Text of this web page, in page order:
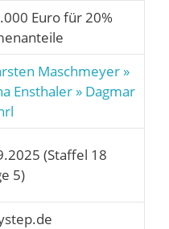
Euro für 20%
Maschmeyer »
Ensthaler » Dagmar
(Staffel 18
5)